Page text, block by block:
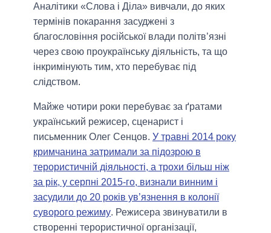
Аналітики «Слова і Діла» вивчали, до яких
термінів покарання засуджені з
благословіння російської влади політв’язні
через свою проукраїнську діяльність, та що
інкримінують тим, хто перебуває під
слідством.
Майже чотири роки перебуває за ґратами
український режисер, сценарист і
письменник Олег Сенцов. У травні 2014 року
кримчанина затримали за підозрою в
терористичній діяльності, а трохи більш ніж
за рік, у серпні 2015-го, визнали винним і
засудили до 20 років ув’язнення в колонії
суворого режиму. Режисера звинуватили в
створенні терористичної організації,